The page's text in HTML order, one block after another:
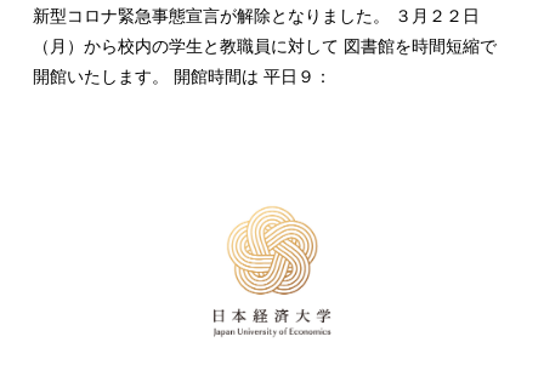
新型コロナ緊急事態宣言が解除となりました。 ３月２２日
（月）から校内の学生と教職員に対して 図書館を時間短縮で
開館いたします。 開館時間は 平日９：